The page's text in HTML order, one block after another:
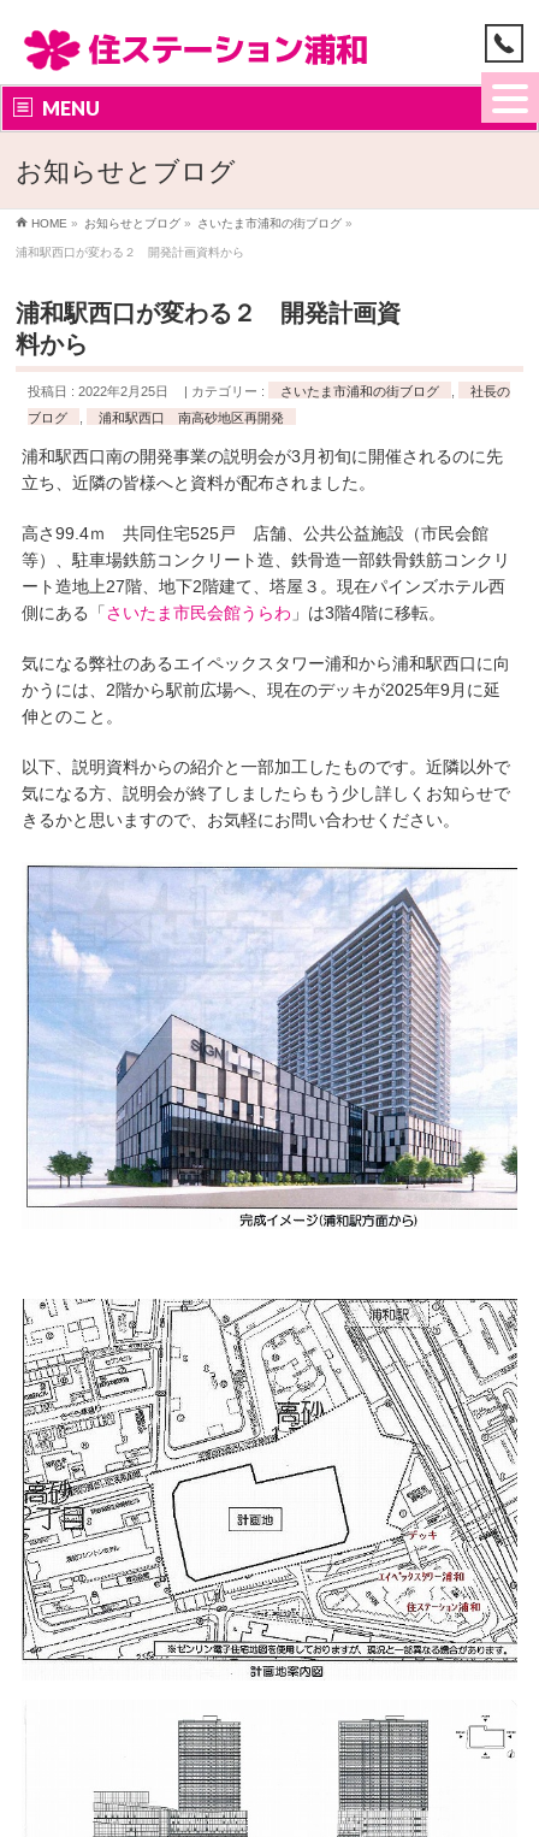
MENU
お知らせとブログ
HOME » お知らせとブログ » さいたま市浦和の街ブログ »
浦和駅西口が変わる２ 開発計画資料から
浦和駅西口が変わる２ 開発計画資
料から
投稿日 : 2022年2月25日 カテゴリー : さいたま市浦和の街ブログ
社長の
ブログ
浦和駅西口 南高砂地区再開発
浦和駅西口南の開発事業の説明会が3月初旬に開催されるのに先
立ち、近隣の皆様へと資料が配布されました。
高さ99.4ｍ 共同住宅525戸 店舗、公共公益施設（市民会館
等）、駐車場鉄筋コンクリート造、鉄骨造一部鉄骨鉄筋コンクリ
ート造地上27階、地下2階建て、塔屋３。現在パインズホテル西
側にある「さいたま市民会館うらわ 」は3階4階に移転。
気になる弊社のあるエイペックスタワー浦和から浦和駅西口に向
かうには、2階から駅前広場へ、現在のデッキが2025年9月に延
伸とのこと。
以下、説明資料からの紹介と一部加工したものです。近隣以外で
気になる方、説明会が終了しましたらもう少し詳しくお知らせで
きるかと思いますので、お気軽にお問い合わせください。